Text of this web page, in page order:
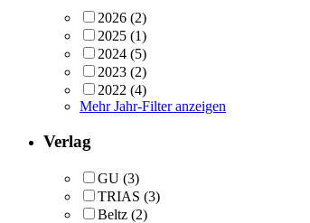
2026 (2)
2025 (1)
2024 (5)
2023 (2)
2022 (4)
Mehr Jahr-Filter anzeigen
Verlag
GU (3)
TRIAS (3)
Beltz (2)